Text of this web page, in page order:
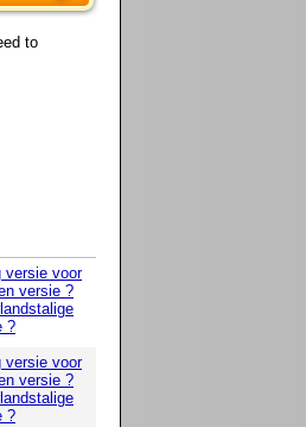
to
versie voor
versie ?
?
versie voor
versie ?
?